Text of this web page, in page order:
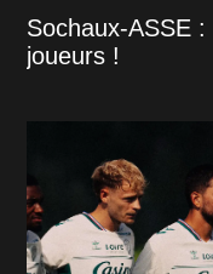
Sochaux-ASSE
joueurs !